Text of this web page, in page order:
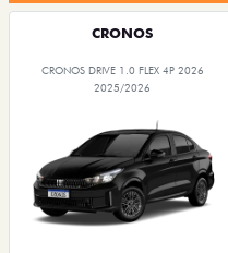
CRONOS
CRONOS DRIVE 1.0 FLEX 4P 2026
2025/2026